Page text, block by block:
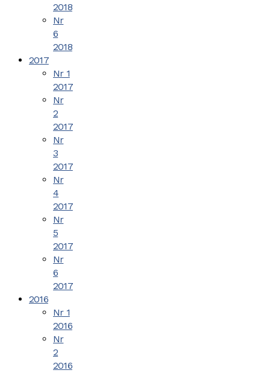
2018
Nr
6
2018
2017
Nr 1
2017
Nr
2
2017
Nr
3
2017
Nr
4
2017
Nr
5
2017
Nr
6
2017
2016
Nr 1
2016
Nr
2
2016